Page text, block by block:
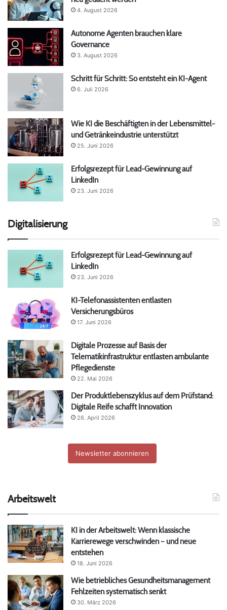
4. August 2026
Autonome Agenten brauchen klare
Governance
3. August 2026
Schritt für Schritt: So entsteht ein KI-Agent
6. Juli 2026
Wie KI die Beschäftigten in der Lebensmittel-
und Getränkeindustrie unterstützt
25. Juni 2026
Erfolgsrezept für Lead-Gewinnung auf
LinkedIn
23. Juni 2026
Digitalisierung
Erfolgsrezept für Lead-Gewinnung auf
LinkedIn
23. Juni 2026
KI-Telefonassistenten entlasten
Versicherungsbüros
17. Juni 2026
Digitale Prozesse auf Basis der
Telematikinfrastruktur entlasten ambulante
Pflegedienste
22. Mai 2026
Der Produktlebenszyklus auf dem Prüfstand:
Digitale Reife schafft Innovation
26. April 2026
Newsletter abonnieren
Arbeitswelt
KI in der Arbeitswelt: Wenn klassische
Karrierewege verschwinden – und neue
entstehen
18. Juni 2026
Wie betriebliches Gesundheitsmanagement
Fehlzeiten systematisch senkt
30. März 2026